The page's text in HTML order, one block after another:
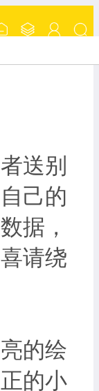
送别
己的
据，
请绕
的绘
的小